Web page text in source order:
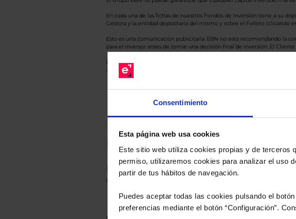
Consentimiento
Esta página web usa cookies
Este sitio web utiliza cookies propias y de terceros
permiso, utilizaremos cookies para analizar el uso
partir de tus hábitos de navegación.
Puedes aceptar todas las cookies pulsando el
preferencias mediante el botón “Configuración”.
En cada una de las fichas de nuestros Fondos de Inversión tiene a su
Gestora y la entidad depositaria del mismo y sobre el Folleto (clicando
Esto es una comunicación publicitaria. EBN no está recomendando la
para el inversor antes de tomar una decisión final de inversión. El
Los datos de rentabilidad mostrados hacen referencia a los Valores
anterior a Valor Liquidativo actual con reinversión de dividendos si el
Recomendado.
Le hacemos un
Descárguese el archivo
e indíquenos los ISINs
de sus alternativas de Clases Limpias con las que